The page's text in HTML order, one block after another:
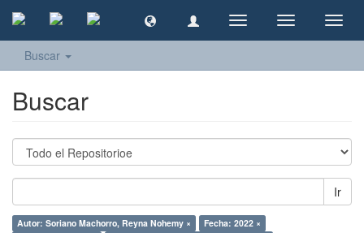
Cambiar
navegación
Cambiar
navegación
Buscar
Buscar
Ir
Autor: Soriano Machorro, Reyna Nohemy ×
Fecha: 2022 ×